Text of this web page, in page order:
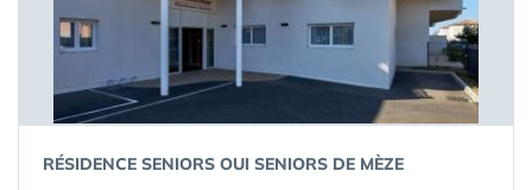
RÉSIDENCE SENIORS OUI SENIORS DE MÈZE